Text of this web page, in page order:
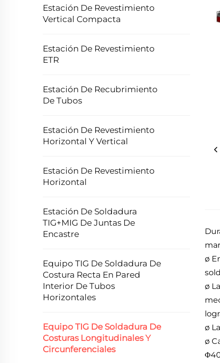
Estación De Revestimiento
Vertical Compacta
Estación De Revestimiento
ETR
Estación De Recubrimiento
De Tubos
Estación De Revestimiento
Horizontal Y Vertical
Estación De Revestimiento
Horizontal
Estación De Soldadura
TIG+MIG De Juntas De
Encastre
Equipo TIG De Soldadura De
Costura Recta En Pared
Interior De Tubos
Horizontales
Equipo TIG De Soldadura De
Costuras Longitudinales Y
Circunferenciales
ø
ø
ø
ø